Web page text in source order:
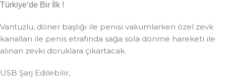
Türkiye’de Bir İlk !
Vantuzlu, döner başlığı ile penisi vakumlarken özel zevk
kanalları ile penis etrafında sağa sola dönme hareketi ile
alınan zevki doruklara çıkartacak.
USB Şarj Edilebilir,